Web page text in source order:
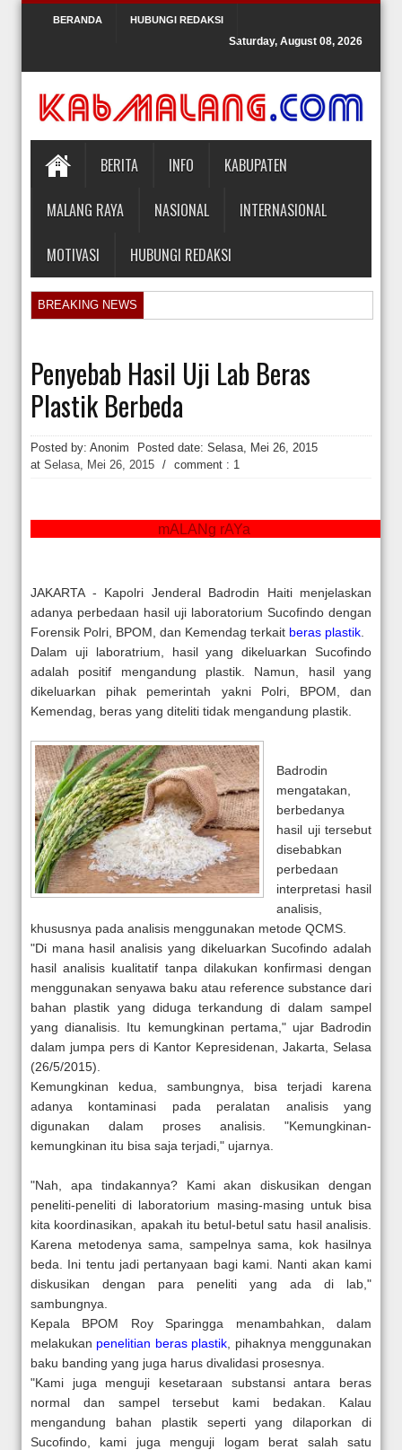
BERANDA HUBUNGI REDAKSI
Saturday, August 08, 2026
BERITA INFO KABUPATEN
MALANG RAYA NASIONAL INTERNASIONAL
MOTIVASI HUBUNGI REDAKSI
BREAKING NEWS
KPK Periksa Mantan Stafsus Menag Gus Yaqut terkait Kasus Kuota
Hakim Kabulkan Sebagian Gugatan Praperadilan Roy Suryo
Penyebab Hasil Uji Lab Beras
Plastik Berbeda
Posted by: Anonim Posted date: Selasa, Mei 26, 2015
at Selasa, Mei 26, 2015 / comment : 1
mALANg rAYa
JAKARTA - Kapolri Jenderal Badrodin Haiti menjelaskan
adanya perbedaan hasil uji laboratorium Sucofindo dengan
Forensik Polri, BPOM, dan Kemendag terkait beras plastik
Dalam uji laboratrium, hasil yang dikeluarkan Sucofindo
adalah positif mengandung plastik. Namun, hasil yang
dikeluarkan pihak pemerintah yakni Polri, BPOM, dan
Kemendag, beras yang diteliti tidak mengandung plastik.
Badrodin
mengatakan,
berbedanya
hasil uji tersebut
disebabkan
perbedaan
interpretasi hasil
analisis,
khususnya pada analisis menggunakan metode QCMS.
"Di mana hasil analisis yang dikeluarkan Sucofindo adalah
hasil analisis kualitatif tanpa dilakukan konfirmasi dengan
menggunakan senyawa baku atau reference substance dari
bahan plastik yang diduga terkandung di dalam sampel
yang dianalisis. Itu kemungkinan pertama," ujar Badrodin
dalam jumpa pers di Kantor Kepresidenan, Jakarta, Selasa
(26/5/2015).
Kemungkinan kedua, sambungnya, bisa terjadi karena
adanya kontaminasi pada peralatan analisis yang
digunakan dalam proses analisis. "Kemungkinan-
kemungkinan itu bisa saja terjadi," ujarnya.
"Nah, apa tindakannya? Kami akan diskusikan dengan
peneliti-peneliti di laboratorium masing-masing untuk bisa
kita koordinasikan, apakah itu betul-betul satu hasil analisis.
Karena metodenya sama, sampelnya sama, kok hasilnya
beda. Ini tentu jadi pertanyaan bagi kami. Nanti akan kami
diskusikan dengan para peneliti yang ada di lab,"
sambungnya.
Kepala BPOM Roy Sparingga menambahkan, dalam
melakukan penelitian beras plastik , pihaknya menggunakan
baku banding yang juga harus divalidasi prosesnya.
"Kami juga menguji kesetaraan substansi antara beras
normal dan sampel tersebut kami bedakan. Kalau
mengandung bahan plastik seperti yang dilaporkan di
Sucofindo, kami juga menguji logam berat salah satu